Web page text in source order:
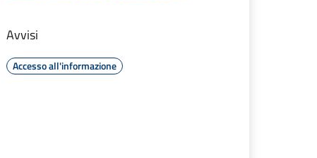
Avvisi
Accesso all'informazione